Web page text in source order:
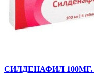
СИЛДЕНАФИЛ